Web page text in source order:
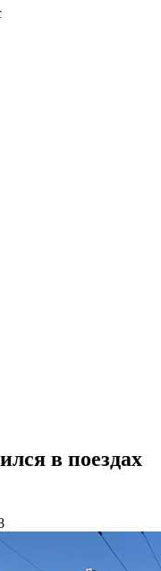
в поездах